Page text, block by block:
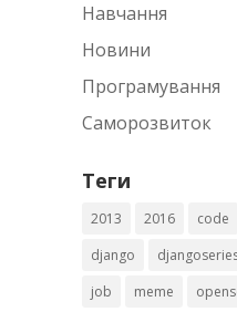
Навчання
Новини
Програмування
Саморозвиток
Теги
2013 2016 code
django
job
meme